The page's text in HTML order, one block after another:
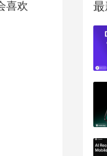
喜欢
最